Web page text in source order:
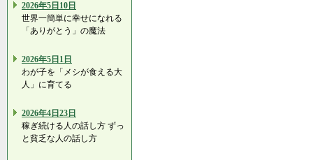
2026年5日10日
世界一簡単に幸せになれる
「ありがとう」の魔法
2026年5日1日
わが子を「メシが食える大
人」に育てる
2026年4日23日
稼ぎ続ける人の話し方 ずっ
と貧乏な人の話し方